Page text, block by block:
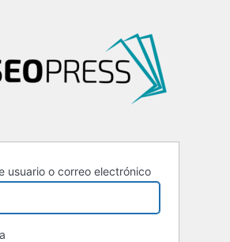
usuario o correo electrónico